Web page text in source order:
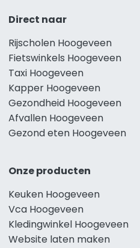
Direct naar
Rijscholen Hoogeveen
Fietswinkels Hoogeveen
Taxi Hoogeveen
Kapper Hoogeveen
Gezondheid Hoogeveen
Afvallen Hoogeveen
Gezond eten Hoogeveen
Onze producten
Keuken Hoogeveen
Vca Hoogeveen
Kledingwinkel Hoogeveen
Website laten maken